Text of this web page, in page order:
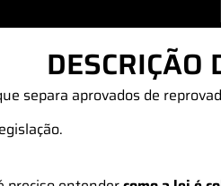
DESCRIÇÃO
separa aprovados de